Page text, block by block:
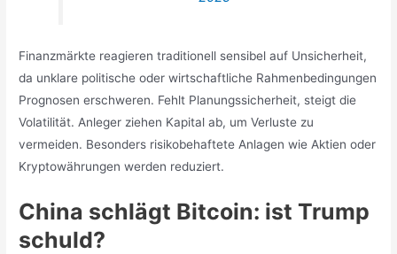
Finanzmärkte reagieren traditionell sensibel auf Unsicherheit,
da unklare politische oder wirtschaftliche Rahmenbedingungen
Prognosen erschweren. Fehlt Planungssicherheit, steigt die
Volatilität. Anleger ziehen Kapital ab, um Verluste zu
vermeiden. Besonders risikobehaftete Anlagen wie Aktien oder
Kryptowährungen werden reduziert.
China schlägt Bitcoin: ist Trump
schuld?